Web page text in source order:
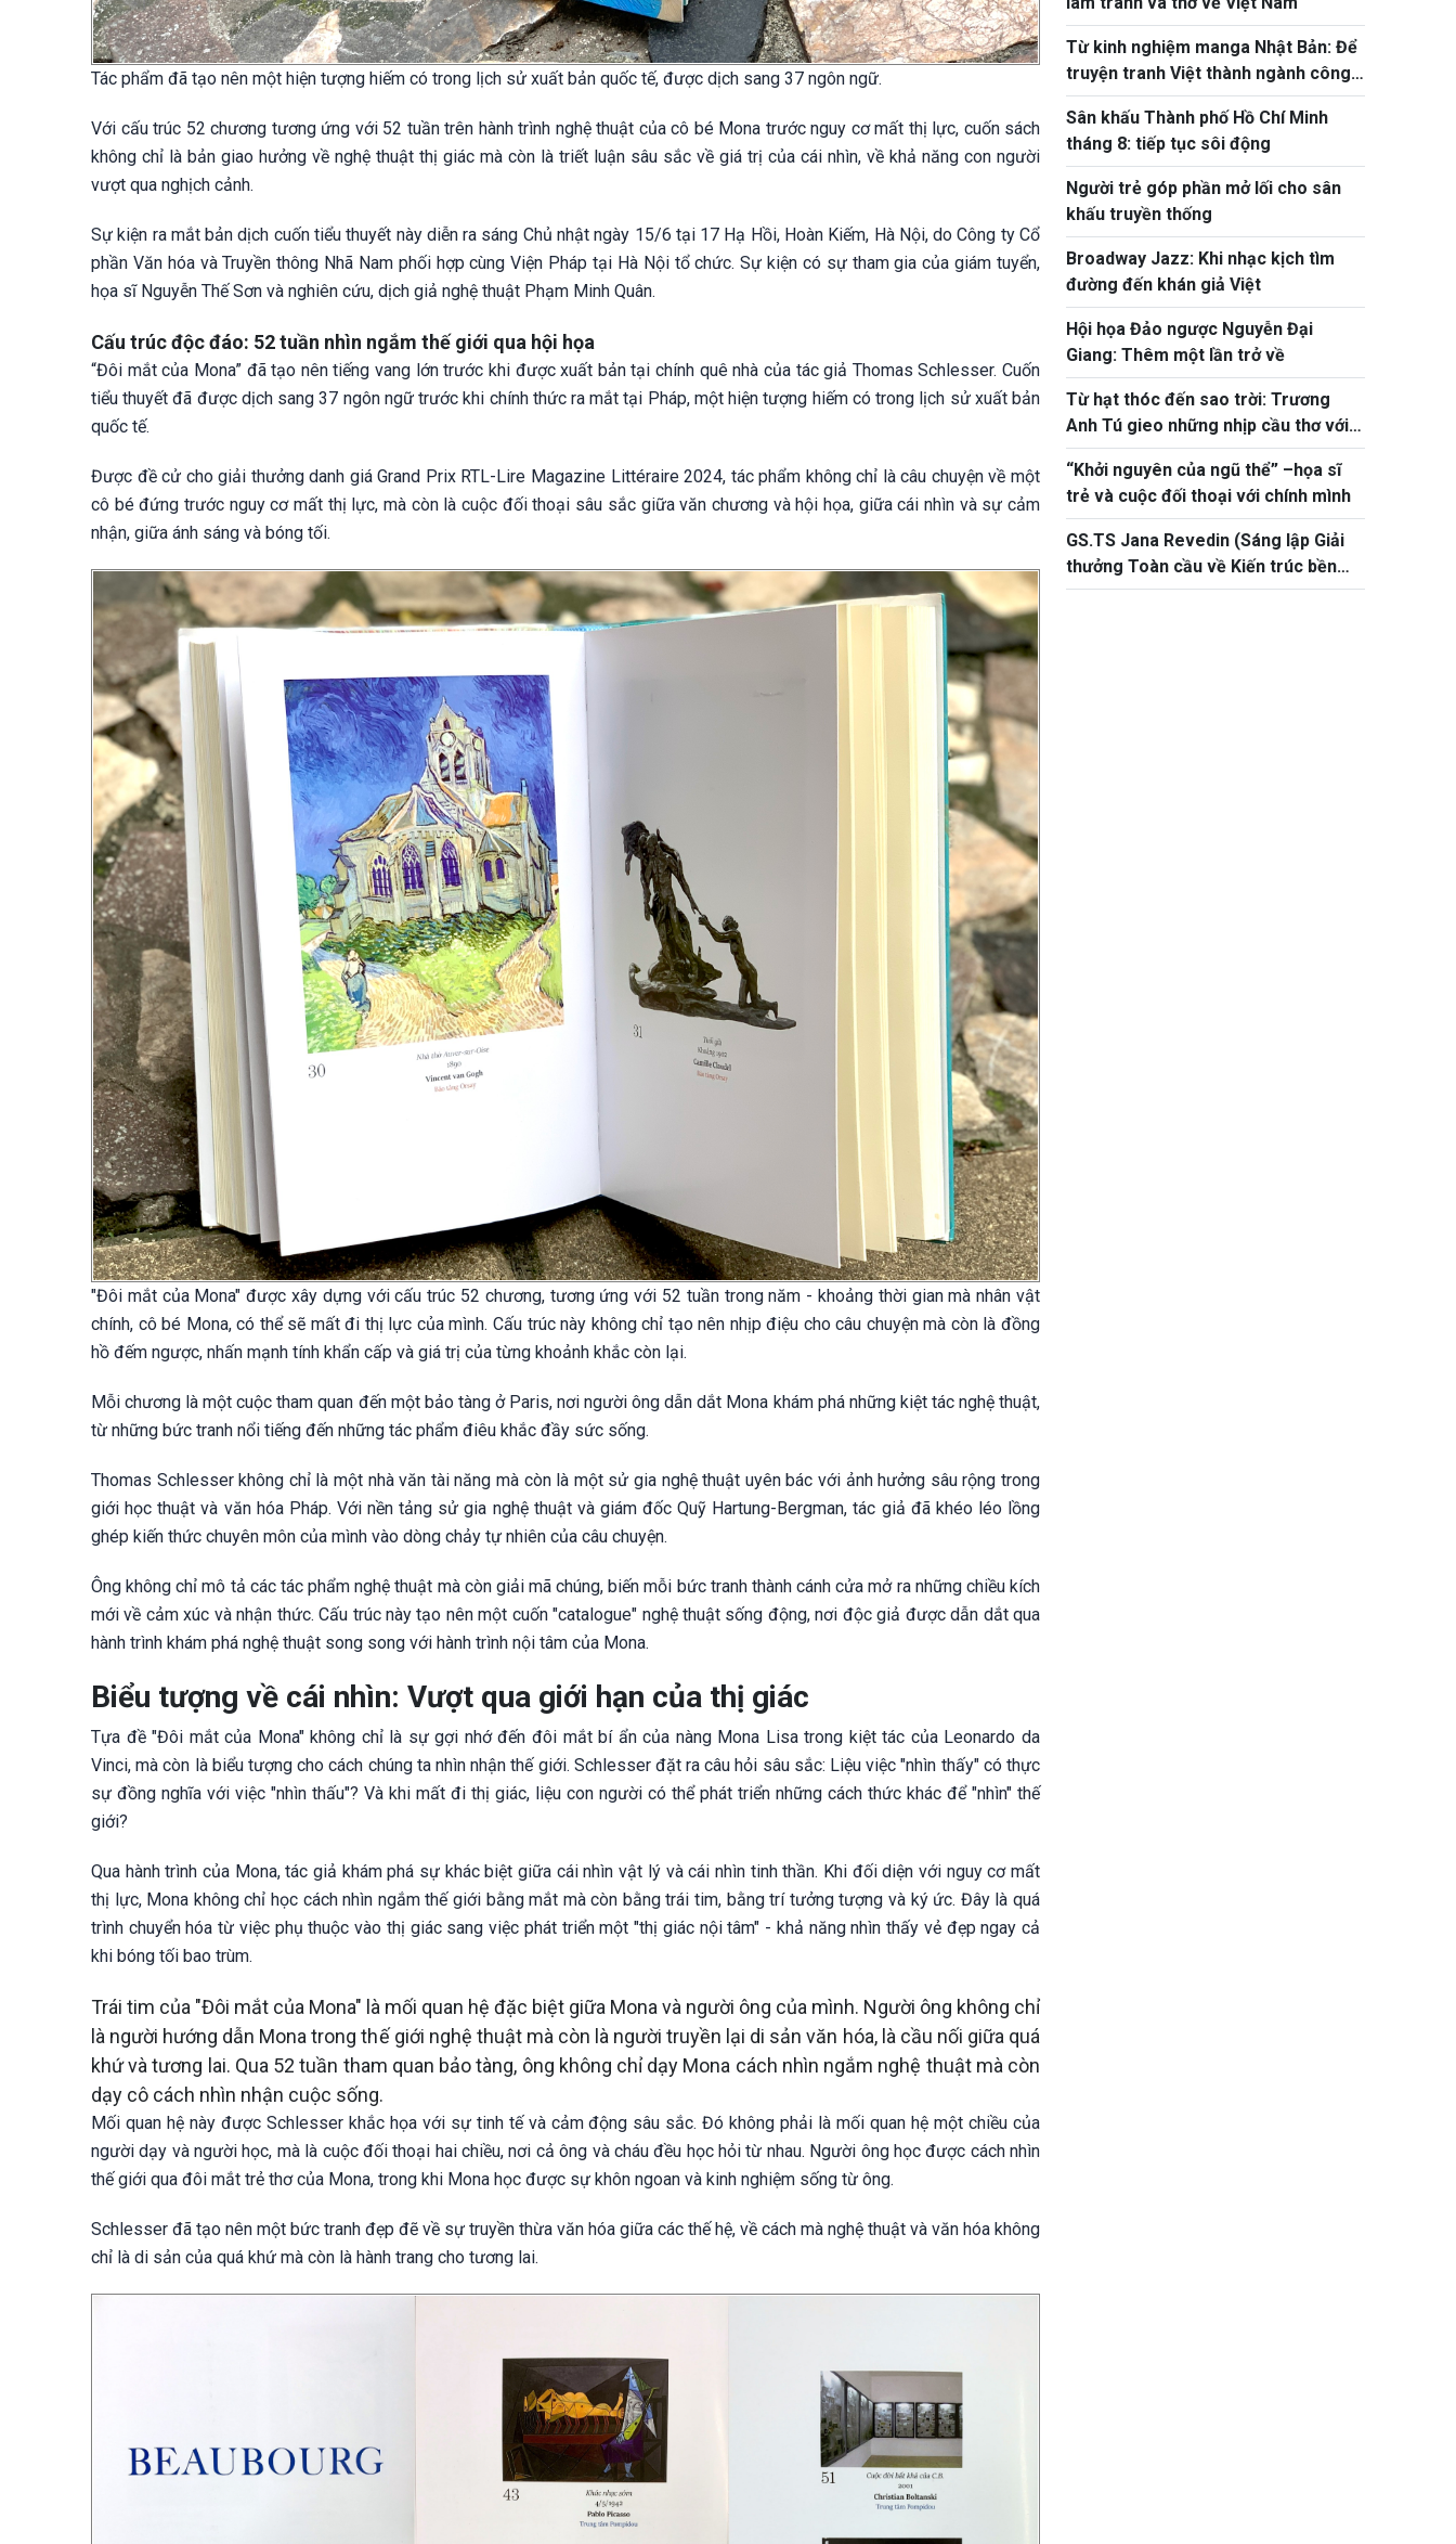
Tác phẩm đã tạo nên một hiện tượng hiếm có trong lịch sử xuất bản quốc tế, được dịch sang 37 ngôn ngữ.
Với cấu trúc 52 chương tương ứng với 52 tuần trên hành trình nghệ thuật của cô bé Mona trước nguy cơ mất thị lực, cuốn sách
không chỉ là bản giao hưởng về nghệ thuật thị giác mà còn là triết luận sâu sắc về giá trị của cái nhìn, về khả năng con người
vượt qua nghịch cảnh.
Sự kiện ra mắt bản dịch cuốn tiểu thuyết này diễn ra sáng Chủ nhật ngày 15/6 tại 17 Hạ Hồi, Hoàn Kiếm, Hà Nội, do Công ty Cổ
phần Văn hóa và Truyền thông Nhã Nam phối hợp cùng Viện Pháp tại Hà Nội tổ chức. Sự kiện có sự tham gia của giám tuyển,
họa sĩ Nguyễn Thế Sơn và nghiên cứu, dịch giả nghệ thuật Phạm Minh Quân.
Cấu trúc độc đáo: 52 tuần nhìn ngắm thế giới qua hội họa
“Đôi mắt của Mona” đã tạo nên tiếng vang lớn trước khi được xuất bản tại chính quê nhà của tác giả Thomas Schlesser. Cuốn
tiểu thuyết đã được dịch sang 37 ngôn ngữ trước khi chính thức ra mắt tại Pháp, một hiện tượng hiếm có trong lịch sử xuất bản
quốc tế.
Được đề cử cho giải thưởng danh giá Grand Prix RTL-Lire Magazine Littéraire 2024, tác phẩm không chỉ là câu chuyện về một
cô bé đứng trước nguy cơ mất thị lực, mà còn là cuộc đối thoại sâu sắc giữa văn chương và hội họa, giữa cái nhìn và sự cảm
nhận, giữa ánh sáng và bóng tối.
"Đôi mắt của Mona" được xây dựng với cấu trúc 52 chương, tương ứng với 52 tuần trong năm - khoảng thời gian mà nhân vật
chính, cô bé Mona, có thể sẽ mất đi thị lực của mình. Cấu trúc này không chỉ tạo nên nhịp điệu cho câu chuyện mà còn là đồng
hồ đếm ngược, nhấn mạnh tính khẩn cấp và giá trị của từng khoảnh khắc còn lại.
Mỗi chương là một cuộc tham quan đến một bảo tàng ở Paris, nơi người ông dẫn dắt Mona khám phá những kiệt tác nghệ thuật,
từ những bức tranh nổi tiếng đến những tác phẩm điêu khắc đầy sức sống.
Thomas Schlesser không chỉ là một nhà văn tài năng mà còn là một sử gia nghệ thuật uyên bác với ảnh hưởng sâu rộng trong
giới học thuật và văn hóa Pháp. Với nền tảng sử gia nghệ thuật và giám đốc Quỹ Hartung-Bergman, tác giả đã khéo léo lồng
ghép kiến thức chuyên môn của mình vào dòng chảy tự nhiên của câu chuyện.
Ông không chỉ mô tả các tác phẩm nghệ thuật mà còn giải mã chúng, biến mỗi bức tranh thành cánh cửa mở ra những chiều kích
mới về cảm xúc và nhận thức. Cấu trúc này tạo nên một cuốn "catalogue" nghệ thuật sống động, nơi độc giả được dẫn dắt qua
hành trình khám phá nghệ thuật song song với hành trình nội tâm của Mona.
Biểu tượng về cái nhìn: Vượt qua giới hạn của thị giác
Tựa đề "Đôi mắt của Mona" không chỉ là sự gợi nhớ đến đôi mắt bí ẩn của nàng Mona Lisa trong kiệt tác của Leonardo da
Vinci, mà còn là biểu tượng cho cách chúng ta nhìn nhận thế giới. Schlesser đặt ra câu hỏi sâu sắc: Liệu việc "nhìn thấy" có thực
sự đồng nghĩa với việc "nhìn thấu"? Và khi mất đi thị giác, liệu con người có thể phát triển những cách thức khác để "nhìn" thế
giới?
Qua hành trình của Mona, tác giả khám phá sự khác biệt giữa cái nhìn vật lý và cái nhìn tinh thần. Khi đối diện với nguy cơ mất
thị lực, Mona không chỉ học cách nhìn ngắm thế giới bằng mắt mà còn bằng trái tim, bằng trí tưởng tượng và ký ức. Đây là quá
trình chuyển hóa từ việc phụ thuộc vào thị giác sang việc phát triển một "thị giác nội tâm" - khả năng nhìn thấy vẻ đẹp ngay cả
khi bóng tối bao trùm.
Trái tim của "Đôi mắt của Mona" là mối quan hệ đặc biệt giữa Mona và người ông của mình. Người ông không chỉ
là người hướng dẫn Mona trong thế giới nghệ thuật mà còn là người truyền lại di sản văn hóa, là cầu nối giữa quá
khứ và tương lai. Qua 52 tuần tham quan bảo tàng, ông không chỉ dạy Mona cách nhìn ngắm nghệ thuật mà còn
dạy cô cách nhìn nhận cuộc sống.
Mối quan hệ này được Schlesser khắc họa với sự tinh tế và cảm động sâu sắc. Đó không phải là mối quan hệ một chiều của
người dạy và người học, mà là cuộc đối thoại hai chiều, nơi cả ông và cháu đều học hỏi từ nhau. Người ông học được cách nhìn
thế giới qua đôi mắt trẻ thơ của Mona, trong khi Mona học được sự khôn ngoan và kinh nghiệm sống từ ông.
Schlesser đã tạo nên một bức tranh đẹp đẽ về sự truyền thừa văn hóa giữa các thế hệ, về cách mà nghệ thuật và văn hóa không
chỉ là di sản của quá khứ mà còn là hành trang cho tương lai.
Từ kinh nghiệm manga Nhật Bản: Để
truyện tranh Việt thành ngành công
nghiệp
Sân khấu Thành phố Hồ Chí Minh
tháng 8: tiếp tục sôi động
Người trẻ góp phần mở lối cho sân
khấu truyền thống
Broadway Jazz: Khi nhạc kịch tìm
đường đến khán giả Việt
Hội họa Đảo ngược Nguyễn Đại
Giang: Thêm một lần trở về
Từ hạt thóc đến sao trời: Trương
Anh Tú gieo những nhịp cầu thơ với
thiên nhiên
“Khởi nguyên của ngũ thể” –họa sĩ
trẻ và cuộc đối thoại với chính mình
GS.TS Jana Revedin (Sáng lập Giải
thưởng Toàn cầu về Kiến trúc bền
vững): Kiến trúc, trên hết, là một